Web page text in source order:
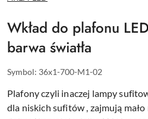
Wkład do plafonu
barwa światła
Symbol: 36x1-700-M1-02
Plafony czyli inaczej lampy
dla niskich sufitów , zajmują